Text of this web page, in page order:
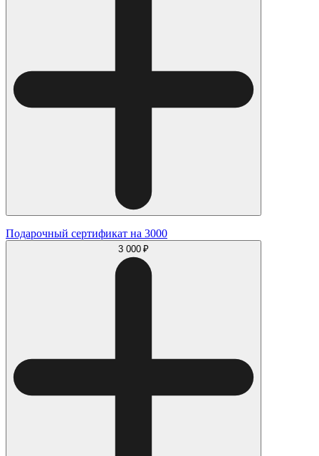
Подарочный сертификат на 3000
3 000 ₽